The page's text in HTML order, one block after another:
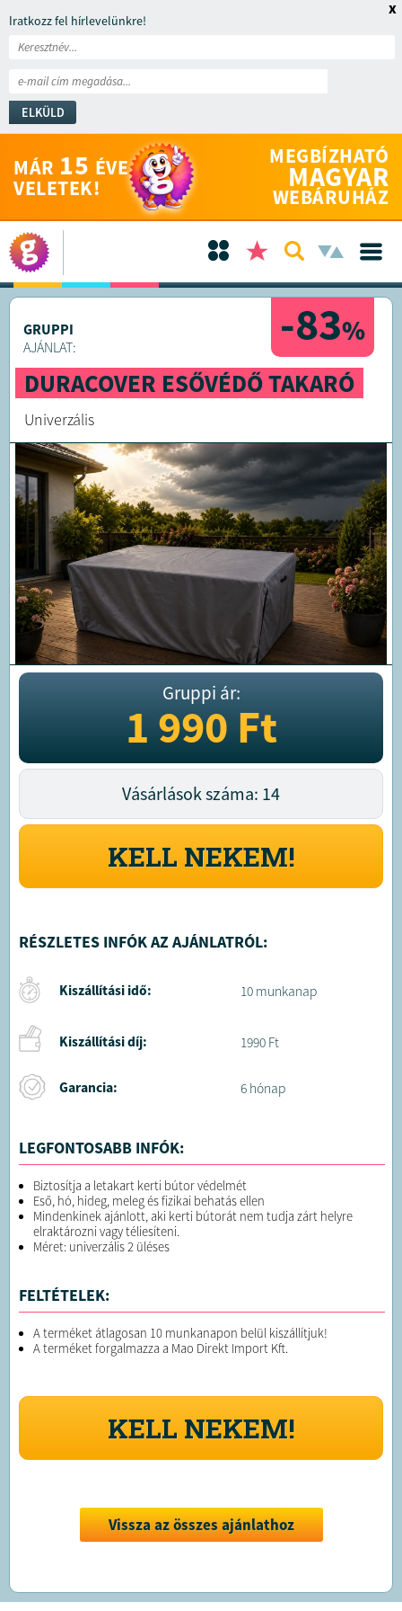
Iratkozz fel hírlevelünkre!
ELKÜLD
x
MÁR 15 ÉVE
VELETEK!
MEGBÍZHATÓ
MAGYAR
WEBÁRUHÁZ
-83%
GRUPPI
AJÁNLAT:
DURACOVER ESŐVÉDŐ TAKARÓ
Univerzális
Gruppi ár:
1 990Ft
Vásárlások száma: 14
KELL NEKEM!
RÉSZLETES INFÓK AZ AJÁNLATRÓL:
Kiszállítási idő: 10 munkanap
Kiszállítási díj: 1990 Ft
Garancia: 6 hónap
LEGFONTOSABB INFÓK:
Biztosítja a letakart kerti bútor védelmét
Eső, hó, hideg, meleg és fizikai behatás ellen
Mindenkinek ajánlott, aki kerti bútorát nem tudja zárt helyre
elraktározni vagy téliesíteni.
Méret: univerzális 2 üléses
FELTÉTELEK:
A terméket átlagosan 10 munkanapon belül kiszállítjuk!
A terméket forgalmazza a Mao Direkt Import Kft.
KELL NEKEM!
Vissza az összes ajánlathoz